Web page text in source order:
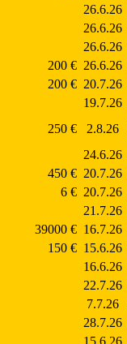
26.6.26
26.6.26
26.6.26
200 € 26.6.26
200 € 20.7.26
19.7.26
250 € 2.8.26
24.6.26
450 € 20.7.26
6 € 20.7.26
21.7.26
39000 € 16.7.26
150 € 15.6.26
16.6.26
22.7.26
7.7.26
28.7.26
15.6.26